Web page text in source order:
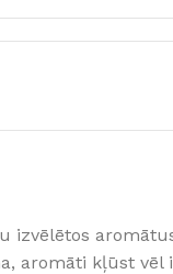
izvēlētos
aromāti kļūst